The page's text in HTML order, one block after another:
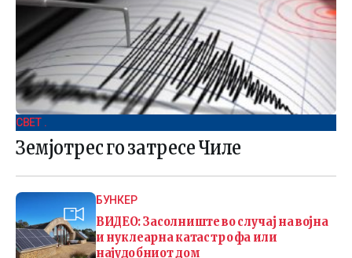
СВЕТ .
Земјотрес го затресе Чиле
БУНКЕР
ВИДЕО: Засолниште во случај на војна
и нуклеарна катастрофа или
најудобниот дом